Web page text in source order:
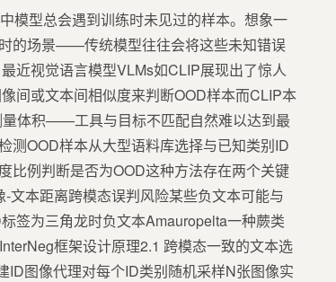
模型总会遇到训练时未见过的样本。想象一
的场景——传统模型往往会将这些未知错误
近视觉语言模型VLMs如CLIP展现出了惊人
间或文本间相似度来判断OOD样本而CLIP本
量体积——工具与目标不匹配自然难以达到最
测OOD样本从大型语料库选择与已知类别ID
比例判断是否为OOD这种方法存在两个关键
文本距离跨模态误判风险某些负文本可能与
签为三角龙时负文本Amauropelta一种蕨类
框架设计原理2.1 跨模态一致的文本选
图像代理对每个ID类别随机采样N张图像实